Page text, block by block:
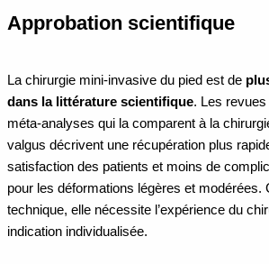
Approbation scientifique
La chirurgie mini-invasive du pied est de
dans la littérature scientifique. Les
méta-analyses qui la comparent à la
valgus décrivent une récupération plus
satisfaction des patients et moins de
pour les déformations légères et modérées.
technique, elle nécessite l’expérience du
indication individualisée.